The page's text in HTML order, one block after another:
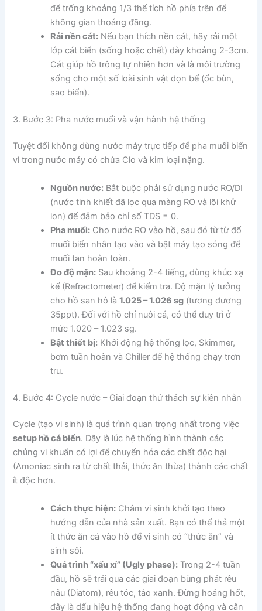
để trống khoảng 1/3 thể tích hồ phía trên để
không gian thoáng đãng.
Rải nền cát: Nếu bạn thích nền cát, hãy rải một
lớp cát biển (sống hoặc chết) dày khoảng 2-3cm.
Cát giúp hồ trông tự nhiên hơn và là môi trường
sống cho một số loài sinh vật dọn bể (ốc bùn,
sao biển).
3. Bước 3: Pha nước muối và vận hành hệ thống
Tuyệt đối không dùng nước máy trực tiếp để pha muối biển
vì trong nước máy có chứa Clo và kim loại nặng.
Nguồn nước: Bắt buộc phải sử dụng nước RO/DI
(nước tinh khiết đã lọc qua màng RO và lõi khử
ion) để đảm bảo chỉ số TDS = 0.
Pha muối: Cho nước RO vào hồ, sau đó từ từ đổ
muối biển nhân tạo vào và bật máy tạo sóng để
muối tan hoàn toàn.
Đo độ mặn: Sau khoảng 2-4 tiếng, dùng khúc xạ
kế (Refractometer) để kiểm tra. Độ mặn lý tưởng
cho hồ san hô là1.025 – 1.026 sg (tương đương
35ppt). Đối với hồ chỉ nuôi cá, có thể duy trì ở
mức 1.020 – 1.023 sg.
Bật thiết bị: Khởi động hệ thống lọc, Skimmer,
bơm tuần hoàn và Chiller để hệ thống chạy trơn
tru.
4. Bước 4: Cycle nước – Giai đoạn thử thách sự kiên nhẫn
Cycle (tạo vi sinh) là quá trình quan trọng nhất trong việc
setup hồ cá biển. Đây là lúc hệ thống hình thành các
chủng vi khuẩn có lợi để chuyển hóa các chất độc hại
(Amoniac sinh ra từ chất thải, thức ăn thừa) thành các chất
ít độc hơn.
Cách thực hiện: Châm vi sinh khởi tạo theo
hướng dẫn của nhà sản xuất. Bạn có thể thả một
ít thức ăn cá vào hồ để vi sinh có “thức ăn” và
sinh sôi.
Quá trình “xấu xí” (Ugly phase): Trong 2-4 tuần
đầu, hồ sẽ trải qua các giai đoạn bùng phát rêu
nâu (Diatom), rêu tóc, tảo xanh. Đừng hoảng hốt,
đây là dấu hiệu hệ thống đang hoạt động và cân